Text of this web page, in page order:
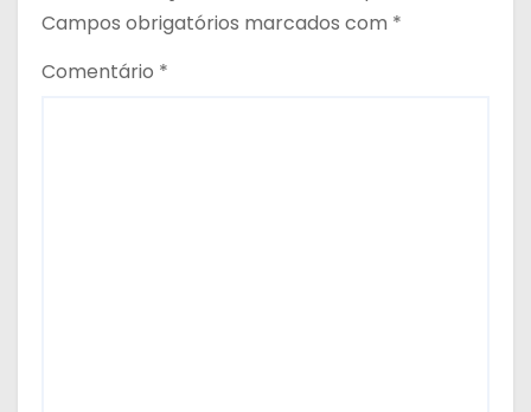
Campos obrigatórios marcados com *
Comentário *